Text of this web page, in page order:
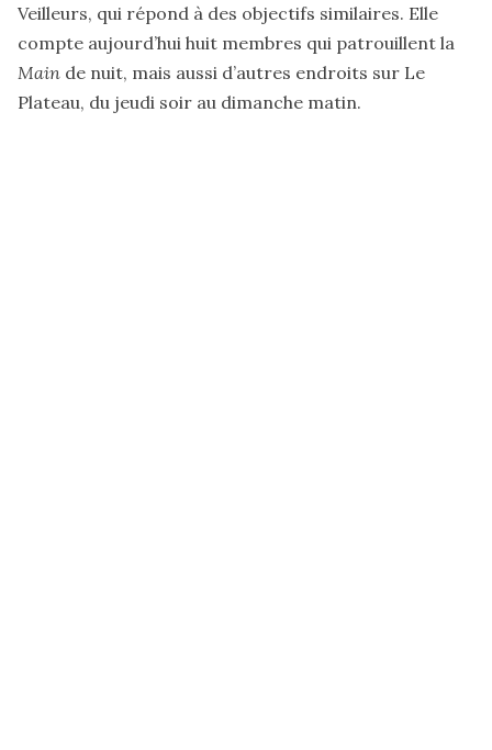
Veilleurs, qui répond à des objectifs similaires. Elle
compte aujourd’hui huit membres qui patrouillent la
Main de nuit, mais aussi d’autres endroits sur Le
Plateau, du jeudi soir au dimanche matin.